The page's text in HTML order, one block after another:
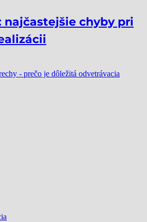
najčastejšie chyby pri